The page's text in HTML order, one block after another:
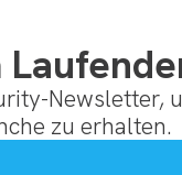
Newsletter,
zu erhalten.